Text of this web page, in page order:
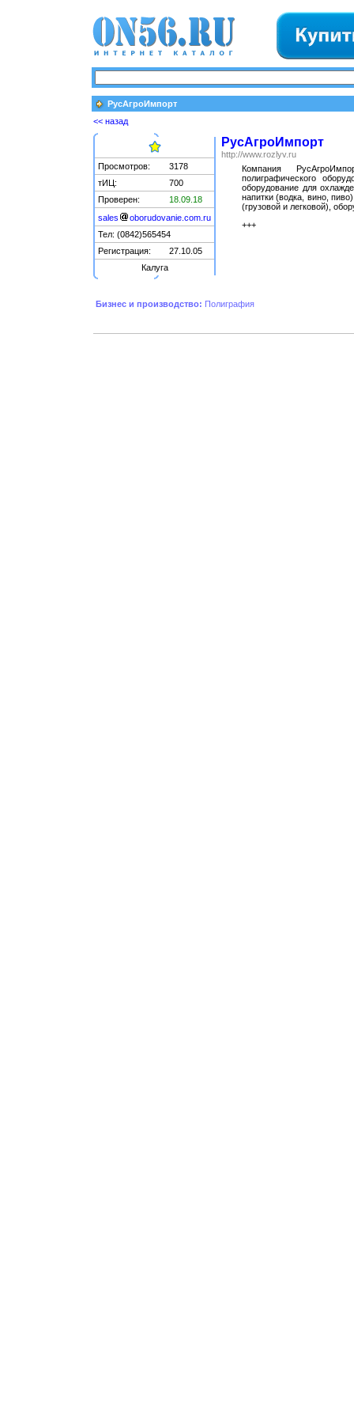
РусАгроИмпорт
<< назад
Просмотров:
3178
тИЦ:
700
Проверен:
18.09.18
sales
oborudovanie.com.ru
Тел: (0842)565454
Регистрация:
27.10.05
Калуга
РусАгроИмпорт
http://www.rozlyv.ru
Компания
полиграфического
оборудование для
напитки (водка, вино,
(грузовой и легковой),
+++
Бизнес и производство: Полиграфия